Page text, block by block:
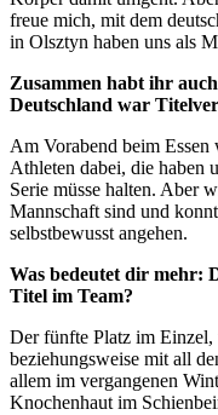
freue mich, mit dem
in Olsztyn haben uns als
Zusammen habt ihr
Deutschland war
Am Vorabend beim
Athleten dabei, die haben
Serie müsse halten. Aber
Mannschaft sind und
selbstbewusst angehen.
Was bedeutet dir mehr:
Titel im Team?
Der fünfte Platz im
beziehungsweise mit all
allem im vergangenen
Knochenhaut im